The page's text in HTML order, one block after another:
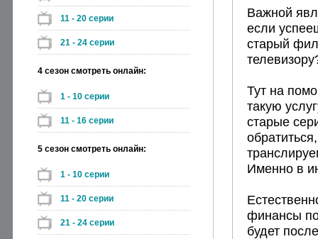
11 - 20 серии
21 - 24 серии
4 сезон смотреть онлайн:
1 - 10 серии
11 - 16 серии
5 сезон смотреть онлайн:
1 - 10 серии
11 - 20 серии
21 - 24 серии
Важной
если
старый
Тут на
такую
старые
Именно в
финансы
будет